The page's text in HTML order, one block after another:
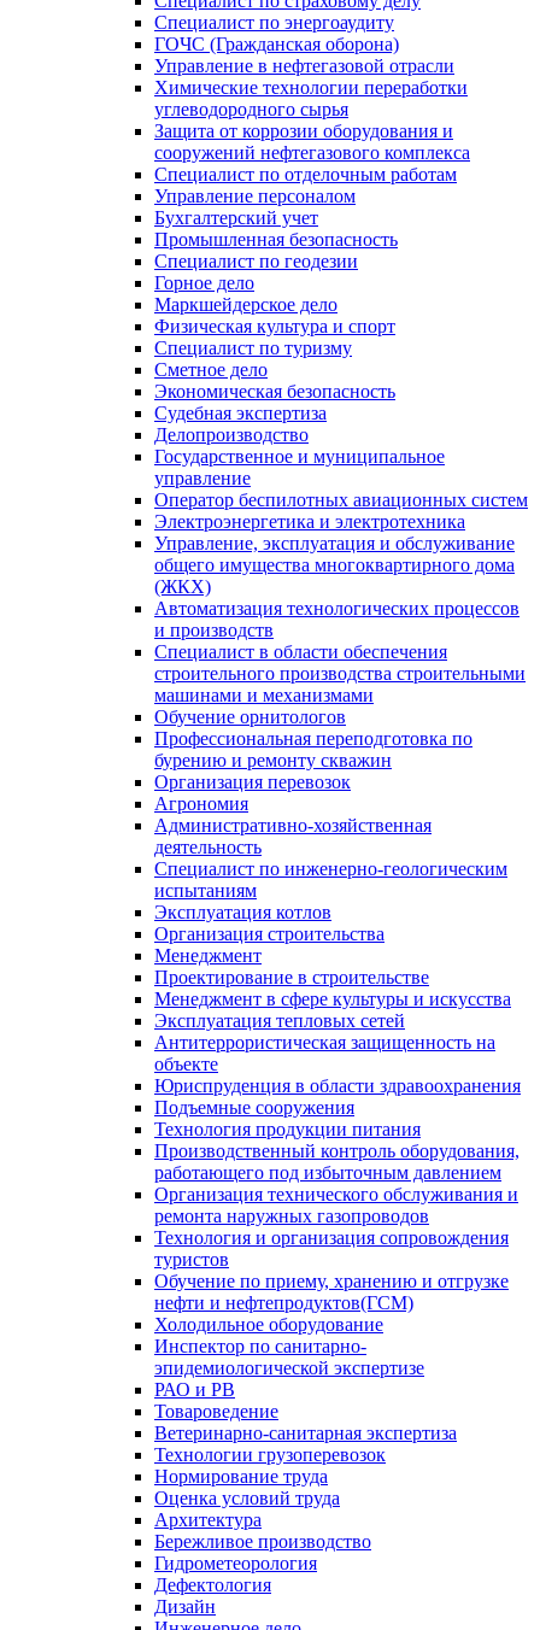
Специалист по энергоаудиту
ГОЧС (Гражданская оборона)
Управление в нефтегазовой отрасли
Химические технологии переработки
углеводородного сырья
Защита от коррозии оборудования и
сооружений нефтегазового комплекса
Специалист по отделочным работам
Управление персоналом
Бухгалтерский учет
Промышленная безопасность
Специалист по геодезии
Горное дело
Маркшейдерское дело
Физическая культура и спорт
Специалист по туризму
Сметное дело
Экономическая безопасность
Судебная экспертиза
Делопроизводство
Государственное и муниципальное
управление
Оператор беспилотных авиационных систем
Электроэнергетика и электротехника
Управление, эксплуатация и обслуживание
общего имущества многоквартирного дома
(ЖКХ)
Автоматизация технологических процессов
и производств
Специалист в области обеспечения
строительного производства строительными
машинами и механизмами
Обучение орнитологов
Профессиональная переподготовка по
бурению и ремонту скважин
Организация перевозок
Агрономия
Административно-хозяйственная
деятельность
Специалист по инженерно-геологическим
испытаниям
Эксплуатация котлов
Организация строительства
Менеджмент
Проектирование в строительстве
Менеджмент в сфере культуры и искусства
Эксплуатация тепловых сетей
Антитеррористическая защищенность на
объекте
Юриспруденция в области здравоохранения
Подъемные сооружения
Технология продукции питания
Производственный контроль оборудования,
работающего под избыточным давлением
Организация технического обслуживания и
ремонта наружных газопроводов
Технология и организация сопровождения
туристов
Обучение по приему, хранению и отгрузке
нефти и нефтепродуктов(ГСМ)
Холодильное оборудование
Инспектор по санитарно-
эпидемиологической экспертизе
РАО и РВ
Товароведение
Ветеринарно-санитарная экспертиза
Технологии грузоперевозок
Нормирование труда
Оценка условий труда
Архитектура
Бережливое производство
Гидрометеорология
Дефектология
Дизайн